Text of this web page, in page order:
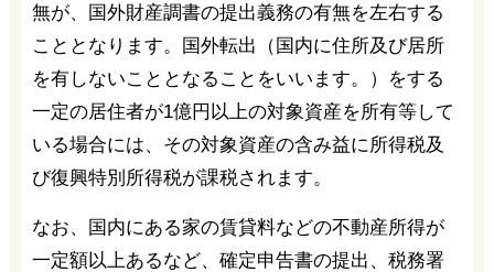
無が、国外財産調書の提出義務の有無を左右する
こととなります。国外転出（国内に住所及び居所
を有しないこととなることをいいます。）をする
一定の居住者が1億円以上の対象資産を所有等して
いる場合には、その対象資産の含み益に所得税及
び復興特別所得税が課税されます。
なお、国内にある家の賃貸料などの不動産所得が
一定額以上あるなど、確定申告書の提出、税務署